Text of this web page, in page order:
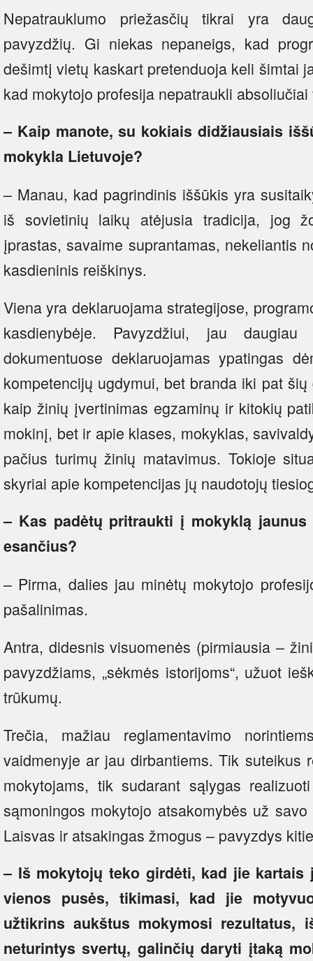
Nepatrauklumo priežasčių tikrai yra
pavyzdžių. Gi niekas nepaneigs, kad
dešimtį vietų kaskart pretenduoja keli šimtai
kad mokytojo profesija nepatraukli
– Kaip manote, su kokiais didžiausiais
mokykla Lietuvoje?
– Manau, kad pagrindinis iššūkis yra
iš sovietinių laikų atėjusia tradicija, jog
įprastas, savaime suprantamas, nekeliantis
kasdieninis reiškinys.
Viena yra deklaruojama strategijose,
kasdienybėje. Pavyzdžiui, jau
dokumentuose deklaruojamas ypatingas
kompetencijų ugdymui, bet branda iki pat
kaip žinių įvertinimas egzaminų ir kitokių
mokinį, bet ir apie klases, mokyklas,
pačius turimų žinių matavimus. Tokioje
skyriai apie kompetencijas jų naudotojų
– Kas padėtų pritraukti į mokyklą
esančius?
– Pirma, dalies jau minėtų mokytojo
pašalinimas.
Antra, didesnis visuomenės (pirmiausia –
pavyzdžiams, „sėkmės istorijoms“, užuot
trūkumų.
Trečia, mažiau reglamentavimo
vaidmenyje ar jau dirbantiems. Tik suteikus
mokytojams, tik sudarant sąlygas
sąmoningos mokytojo atsakomybės už
Laisvas ir atsakingas žmogus – pavyzdys
– Iš mokytojų teko girdėti, kad jie
vienos pusės, tikimasi, kad jie
užtikrins aukštus mokymosi rezultatus,
neturintys svertų, galinčių daryti įtaką